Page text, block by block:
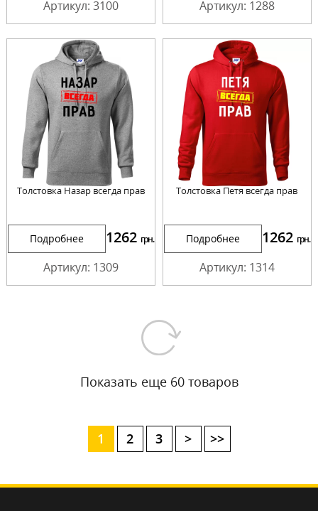
Артикул: 3100 Артикул: 1288
Толстовка Назар всегда прав
Подробнее 1262 грн.
Артикул: 1309
Толстовка Петя всегда прав
Подробнее 1262 грн.
Артикул: 1314
Показать еще 60 товаров
1 2 3 > >>